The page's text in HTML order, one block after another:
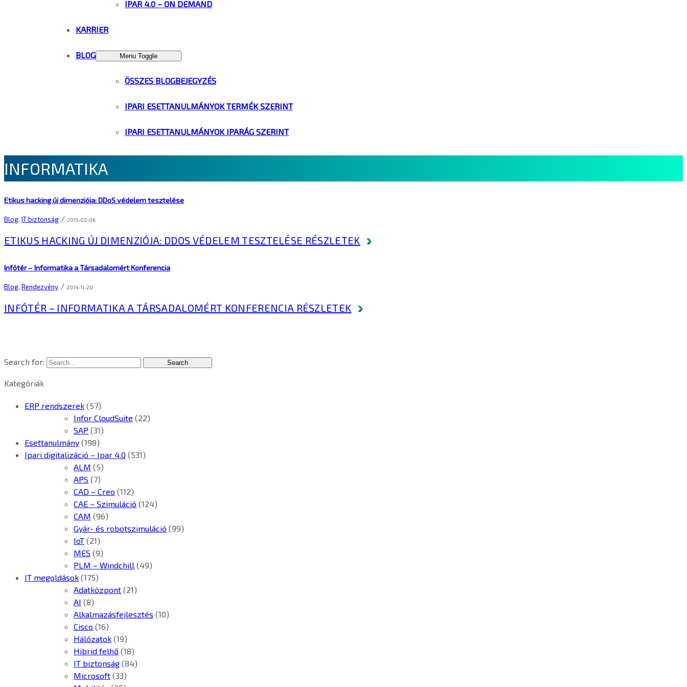
IPAR 4.0 – ON DEMAND
KARRIER
BLOG Menu Toggle
ÖSSZES BLOGBEJEGYZÉS
IPARI ESETTANULMÁNYOK TERMÉK SZERINT
IPARI ESETTANULMÁNYOK IPARÁG SZERINT
INFORMATIKA
Etikus hacking új dimenziója: DDoS védelem tesztelése
Blog, IT biztonság / 2015-02-06
ETIKUS HACKING ÚJ DIMENZIÓJA: DDOS VÉDELEM TESZTELÉSE RÉSZLETEK
Infótér – Informatika a Társadalomért Konferencia
Blog, Rendezvény / 2014-11-20
INFÓTÉR – INFORMATIKA A TÁRSADALOMÉRT KONFERENCIA RÉSZLETEK
Search for:
Kategóriák
ERP rendszerek (57)
Infor CloudSuite (22)
SAP (31)
Esettanulmány (198)
Ipari digitalizáció – Ipar 4.0 (531)
ALM (5)
APS (7)
CAD – Creo (112)
CAE – Szimuláció (124)
CAM (96)
Gyár- és robotszimuláció (99)
IoT (21)
MES (9)
PLM – Windchill (49)
IT megoldások (175)
Adatközpont (21)
AI (8)
Alkalmazásfejlesztés (10)
Cisco (16)
Hálózatok (19)
Hibrid felhő (18)
IT biztonság (84)
Microsoft (33)